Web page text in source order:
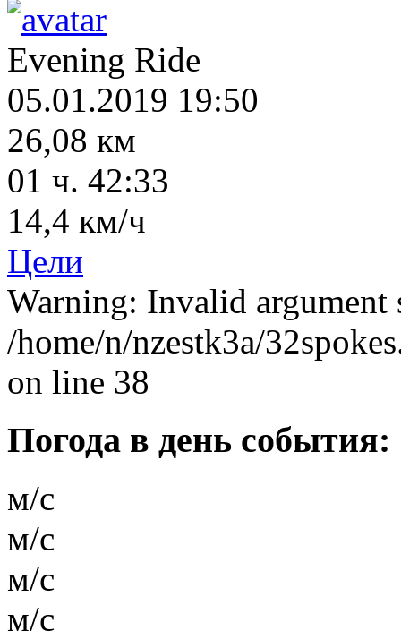
Evening Ride
05.01.2019 19:50
26,08 км
01 ч. 42:33
14,4 км/ч
Цели
Warning: Invalid
/home/n/nzestk3a/
on line 38
Погода в день события:
м/с
м/с
м/с
м/с